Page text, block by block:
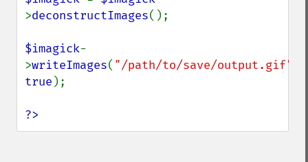
>deconstructImages();
$imagick-
>writeImages( "/path/to/save/output.gif"
true );
?>
getImageChannelKurtosis
getImageChannelMean
getImageChannelStatistics
getImageColormapColor
getImageColors
getImageCompose
getImageCompression